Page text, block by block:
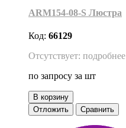
ARM154-08-S Люстра
Код: 66129
Отсутствует: подробнее
по запросу за шт
В корзину
Отложить
Сравнить